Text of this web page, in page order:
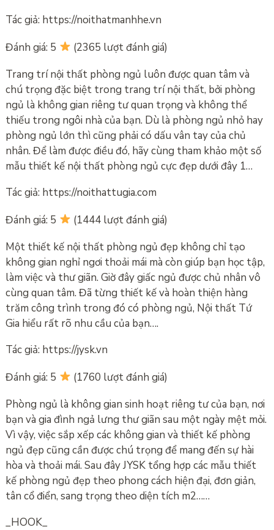
Tác giả: https://noithatmanhhe.vn
Đánh giá: 5
(2365 lượt đánh giá)
Trang trí nội thất phòng ngủ luôn được quan tâm và
chú trọng đặc biệt trong trang trí nội thất, bởi phòng
ngủ là không gian riêng tư quan trọng và không thể
thiếu trong ngôi nhà của bạn. Dù là phòng ngủ nhỏ hay
phòng ngủ lớn thì cũng phải có dấu vân tay của chủ
nhân. Để làm được điều đó, hãy cùng tham khảo một số
mẫu thiết kế nội thất phòng ngủ cực đẹp dưới đây 1…
Tác giả: https://noithattugia.com
Đánh giá: 5
(1444 lượt đánh giá)
Một thiết kế nội thất phòng ngủ đẹp không chỉ tạo
không gian nghỉ ngơi thoải mái mà còn giúp bạn học tập,
làm việc và thư giãn. Giờ đây giấc ngủ được chủ nhân vô
cùng quan tâm. Đã từng thiết kế và hoàn thiện hàng
trăm công trình trong đó có phòng ngủ, Nội thất Tứ
Gia hiểu rất rõ nhu cầu của bạn….
Tác giả: https://jysk.vn
Đánh giá: 5
(1760 lượt đánh giá)
Phòng ngủ là không gian sinh hoạt riêng tư của bạn, nơi
bạn và gia đình ngả lưng thư giãn sau một ngày mệt mỏi.
Vì vậy, việc sắp xếp các không gian và thiết kế phòng
ngủ đẹp cũng cần được chú trọng để mang đến sự hài
hòa và thoải mái. Sau đây JYSK tổng hợp các mẫu thiết
kế phòng ngủ đẹp theo phong cách hiện đại, đơn giản,
tân cổ điển, sang trọng theo diện tích m2……
_HOOK_